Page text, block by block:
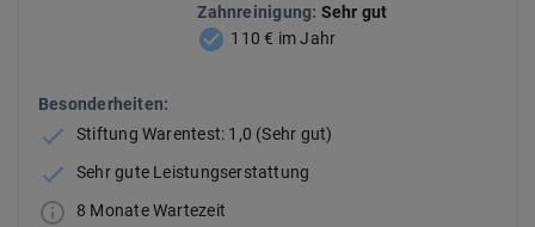
Zahnreinigung: Sehr gut
110 € im Jahr
Besonderheiten:
Stiftung Warentest: 1,0 (Sehr gut)
Sehr gute Leistungserstattung
8 Monate Wartezeit